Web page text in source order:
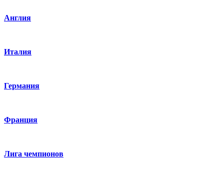
Англия
Италия
Германия
Франция
Лига чемпионов